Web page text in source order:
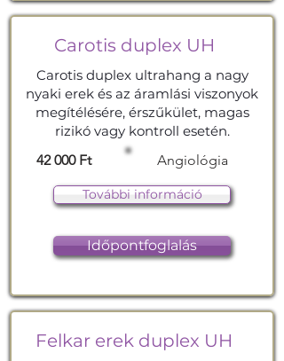
Carotis duplex UH
Carotis duplex ultrahang a nagy
nyaki erek és az áramlási viszonyok
megítélésére, érszűkület, magas
rizikó vagy kontroll esetén.
42 000 Ft
Angiológia
További információ
Időpontfoglalás
Felkar erek duplex UH